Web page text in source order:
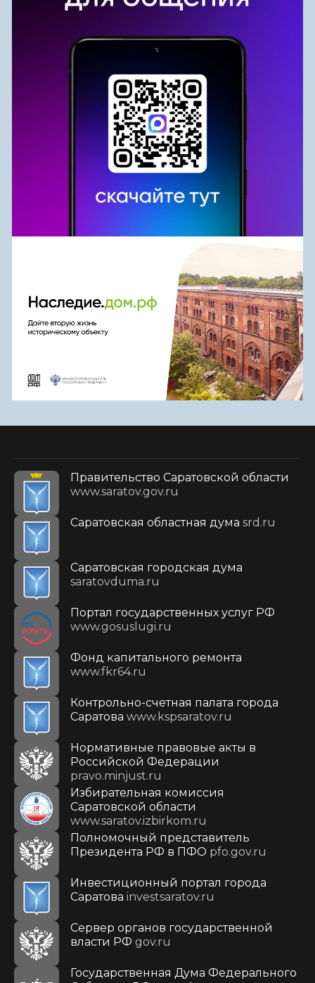
Правительство Саратовской области
www.saratov.gov.ru
Саратовская областная дума srd.ru
Саратовская городская дума
saratovduma.ru
Портал государственных услуг РФ
www.gosuslugi.ru
Фонд капитального ремонта
www.fkr64.ru
Контрольно-счетная палата города
Саратова www.kspsaratov.ru
Нормативные правовые акты в
Российской Федерации
pravo.minjust.ru
Избирательная комиссия
Саратовской области
www.saratov.izbirkom.ru
Полномочный представитель
Президента РФ в ПФО pfo.gov.ru
Инвестиционный портал города
Саратова investsaratov.ru
Сервер органов государственной
власти РФ gov.ru
Государственная Дума Федерального